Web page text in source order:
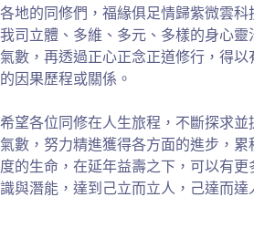
各地的同修們，福緣俱足情歸紫微雲科
我司立體、多維、多元、多樣的身心
氣數，再透過正心正念正道修行，得
的因果歷程或關係。
希望各位同修在人生旅程，不斷探求
氣數，努力精進獲得各方面的進步，
度的生命，在延年益壽之下，可以有
識與潛能，達到己立而立人，己達而達